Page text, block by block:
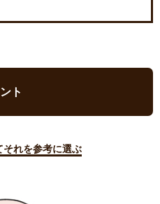
ト
それを参考に選ぶ